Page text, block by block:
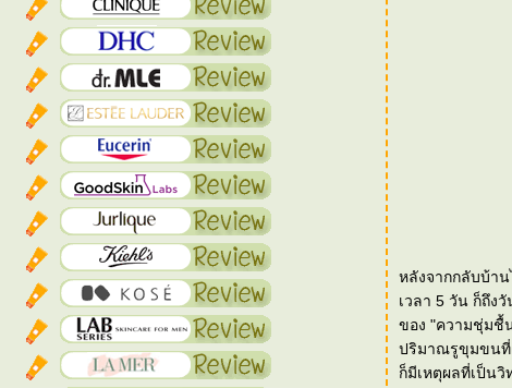
หลังจากกลับบ้าน
เวลา 5 วัน ก็ถึง
ของ "ความชุ่มชื้น" และการ "ผลัดเซ
ปริมาณรูขุมขนที่
ก็มีเหตุผลที่เป็น